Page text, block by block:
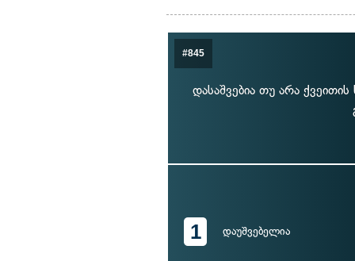
#845
დასაშვებია თუ არა
1 დაუშვებელია